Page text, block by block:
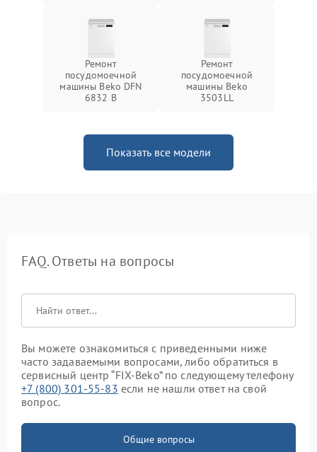
Ремонт
посудомоечной
машины Beko DFN
6832 B
Ремонт
посудомоечной
машины Beko
3503LL
Показать все модели
FAQ. Ответы на вопросы
Вы можете ознакомиться с приведенными ниже
часто задаваемыми вопросами, либо обратиться в
сервисный центр “FIX-Beko” по следующему телефону
+7 (800) 301-55-83 если не нашли ответ на свой
вопрос.
Общие вопросы